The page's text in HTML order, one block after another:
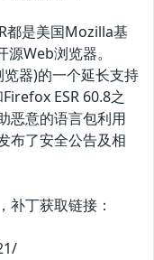
都是美国Mozilla基
Web浏览器。
器)的一个延长支持
ESR 60.8之
恶意的语言包利用
布了安全公告及相
补丁获取链接：